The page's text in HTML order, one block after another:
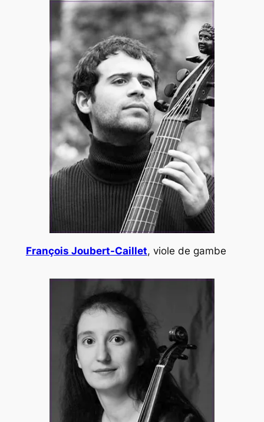
François Joubert-Caillet, viole de gambe